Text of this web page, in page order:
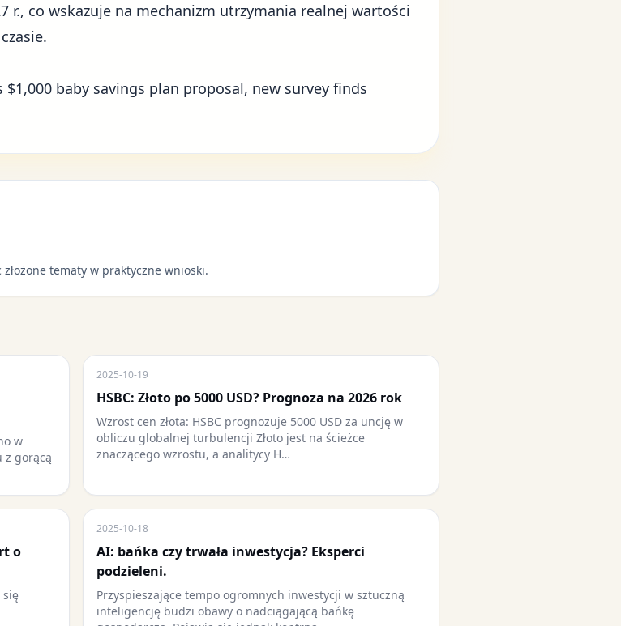
r., co wskazuje na mechanizm utrzymania realnej wartości
baby savings plan proposal, new survey finds
tematy w praktyczne wnioski.
w
z gorącą
2025-10-19
HSBC: Złoto po 5000 USD? Prognoza na 2026 rok
Wzrost cen złota: HSBC prognozuje 5000 USD za uncję w
obliczu globalnej turbulencji Złoto jest na ścieżce
znaczącego wzrostu, a analitycy H…
o
się
2025-10-18
AI: bańka czy trwała inwestycja? Eksperci
podzieleni.
Przyspieszające tempo ogromnych inwestycji w sztuczną
inteligencję budzi obawy o nadciągającą bańkę